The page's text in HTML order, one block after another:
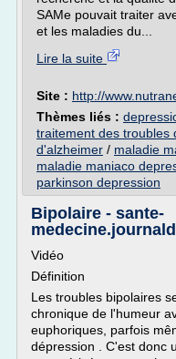
SAMe pouvait traiter
et les maladies du...
Lire la suite
Site : http://
Thèmes liés :
traitement des troubles
d'alzheimer / maladie
maladie maniaco
parkinson depression
Bipolaire - sante-
Vidéo
Définition
Les troubles bipolaires
chronique de l'humeur
euphoriques, parfois
dépression . C'est donc